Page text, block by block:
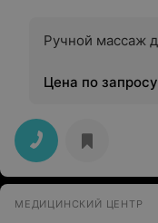
Ручной массаж
Цена по запросу
МЕДИЦИНСКИЙ ЦЕНТР